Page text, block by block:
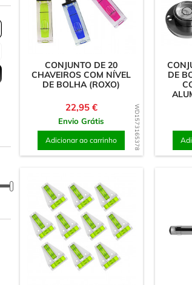
Unhas
Ímãs
Cilindro/Disco
Ganchos magnéticos
Quadrado/Retângulo
WD1573165378
CONJUNTO DE 20
CHAVEIROS COM NÍVEL
DE BOLHA (ROXO)
Preço
22,95 €
Envio Grátis
Adicionar ao carrinho
DE